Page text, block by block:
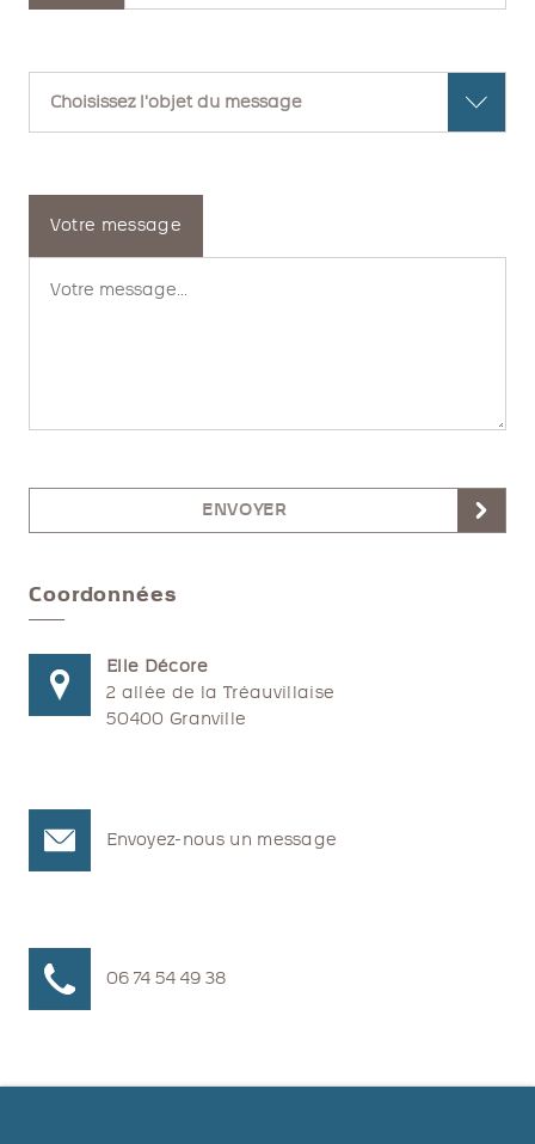
Votre message
ENVOYER
Coordonnées
Elle Décore
2 allée de la Tréauvillaise
50400 Granville
Envoyez-nous un message
06 74 54 49 38